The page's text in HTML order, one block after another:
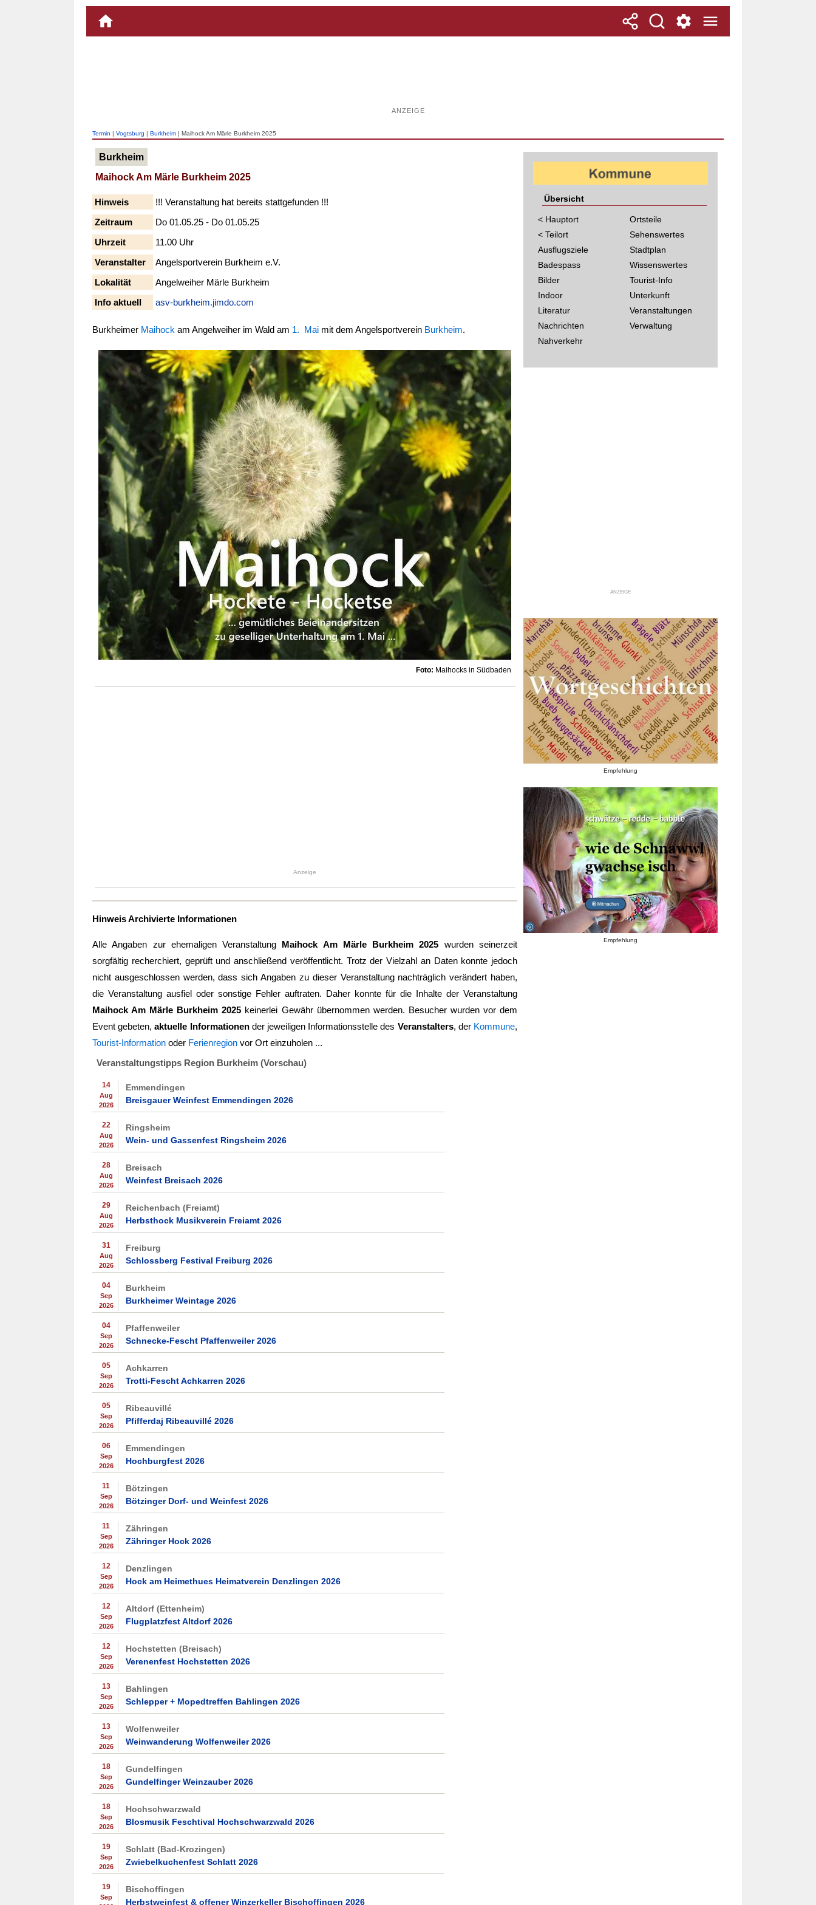
ANZEIGE
Termin | Vogtsburg | Burkheim | Maihock Am Märle Burkheim 2025
Burkheim
Maihock Am Märle Burkheim 2025
Hinweis
!!! Veranstaltung hat bereits stattgefunden !!!
Zeitraum
Do 01.05.25 - Do 01.05.25
Uhrzeit
11.00 Uhr
Veranstalter
Angelsportverein Burkheim e.V.
Lokalität
Angelweiher Märle Burkheim
Info aktuell
asv-burkheim.jimdo.com
Burkheimer Maihock am Angelweiher im Wald am 1. Mai mit dem Angelsportverein Burkheim.
Foto: Maihocks in Südbaden
Anzeige
Hinweis Archivierte Informationen
Alle Angaben zur ehemaligen Veranstaltung Maihock Am Märle Burkheim 2025 wurden seinerzeit
sorgfältig recherchiert, geprüft und anschließend veröffentlicht. Trotz der Vielzahl an Daten konnte jedoch
nicht ausgeschlossen werden, dass sich Angaben zu dieser Veranstaltung nachträglich verändert haben,
die Veranstaltung ausfiel oder sonstige Fehler auftraten. Daher konnte für die Inhalte der Veranstaltung
Maihock Am Märle Burkheim 2025 keinerlei Gewähr übernommen werden. Besucher wurden vor dem
Event gebeten,aktuelle Informationender jeweiligen Informationsstelle des Veranstalters, der Kommune,
Tourist-Information oder Ferienregion vor Ort einzuholen ...
Veranstaltungstipps Region Burkheim (Vorschau)
14
Aug
2026
Emmendingen
Breisgauer Weinfest Emmendingen 2026
22
Aug
2026
Ringsheim
Wein- und Gassenfest Ringsheim 2026
28
Aug
2026
Breisach
Weinfest Breisach 2026
29
Aug
2026
Reichenbach (Freiamt)
Herbsthock Musikverein Freiamt 2026
31
Aug
2026
Freiburg
Schlossberg Festival Freiburg 2026
04
Sep
2026
Burkheim
Burkheimer Weintage 2026
04
Sep
2026
Pfaffenweiler
Schnecke-Fescht Pfaffenweiler 2026
05
Sep
2026
Achkarren
Trotti-Fescht Achkarren 2026
05
Sep
2026
Ribeauvillé
Pfifferdaj Ribeauvillé 2026
06
Sep
2026
Emmendingen
Hochburgfest 2026
11
Sep
2026
Bötzingen
Bötzinger Dorf- und Weinfest 2026
11
Sep
2026
Zähringen
Zähringer Hock 2026
12
Sep
2026
Denzlingen
Hock am Heimethues Heimatverein Denzlingen 2026
12
Sep
2026
Altdorf (Ettenheim)
Flugplatzfest Altdorf 2026
12
Sep
2026
Hochstetten (Breisach)
Verenenfest Hochstetten 2026
13
Sep
2026
Bahlingen
Schlepper + Mopedtreffen Bahlingen 2026
13
Sep
2026
Wolfenweiler
Weinwanderung Wolfenweiler 2026
18
Sep
2026
Gundelfingen
Gundelfinger Weinzauber 2026
18
Sep
2026
Hochschwarzwald
Blosmusik Feschtival Hochschwarzwald 2026
19
Sep
2026
Schlatt (Bad-Krozingen)
Zwiebelkuchenfest Schlatt 2026
19
Sep
Bischoffingen
Herbstweinfest & offener Winzerkeller Bischoffingen 2026
Übersicht
< Hauptort
< Teilort
Ausflugsziele
Badespass
Bilder
Indoor
Literatur
Nachrichten
Nahverkehr
Ortsteile
Sehenswertes
Stadtplan
Wissenswertes
Tourist-Info
Unterkunft
Veranstaltungen
Verwaltung
ANZEIGE
Empfehlung
Empfehlung